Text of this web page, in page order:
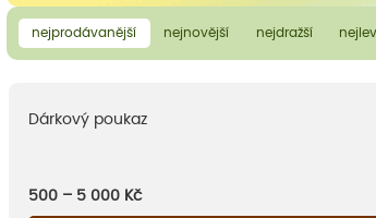
nejprodávanější nejnovější nejdražší
Dárkový poukaz
500 – 5 000 Kč